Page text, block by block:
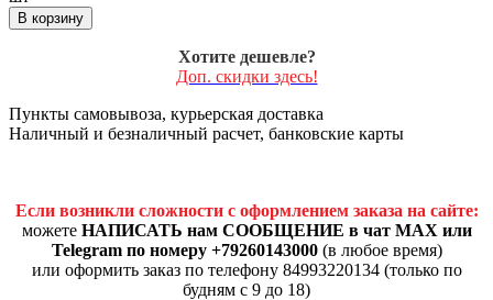
В корзину
Хотите дешевле?
Доп. скидки здесь!
Пункты самовывоза, курьерская доставка
Наличный и безналичный расчет, банковские карты
Если возникли сложности с оформлением заказа на сайте:
можете НАПИСАТЬ нам СООБЩЕНИЕ в чат MAX или
Telegram по номеру +79260143000(в любое время)
или оформить заказ по телефону 84993220134 (только по
будням с 9 до 18)